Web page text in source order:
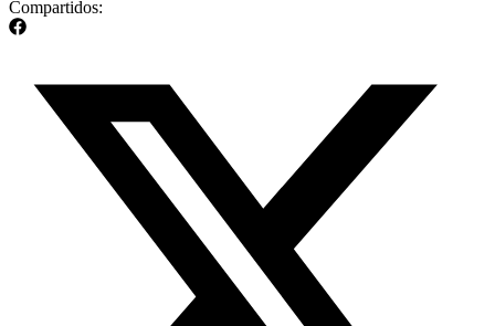
Compartidos: